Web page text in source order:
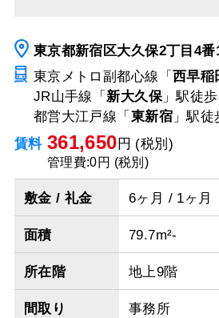
東京都新宿区大久保2丁目4番
東京メトロ副都心線「 西早稲
JR山手線「新大久保」駅徒
都営大江戸線「 東新宿」駅徒
賃料 361,650 円 (税別)
管理費:0円 (税別)
敷金 / 礼金 6ヶ月 / 1ヶ月
面積 79.7m²-
所在階 地上9階
間取り 事務所